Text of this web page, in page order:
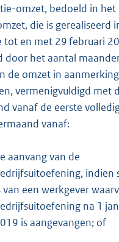
omzet, bedoeld in het
die is gerealiseerd
tot en met 29 februari
door het aantal
de omzet in
vermenigvuldigd met
vanaf de eerste
vanaf:
aanvang van de
indien
van een werkgever
na 1
is aangevangen; of